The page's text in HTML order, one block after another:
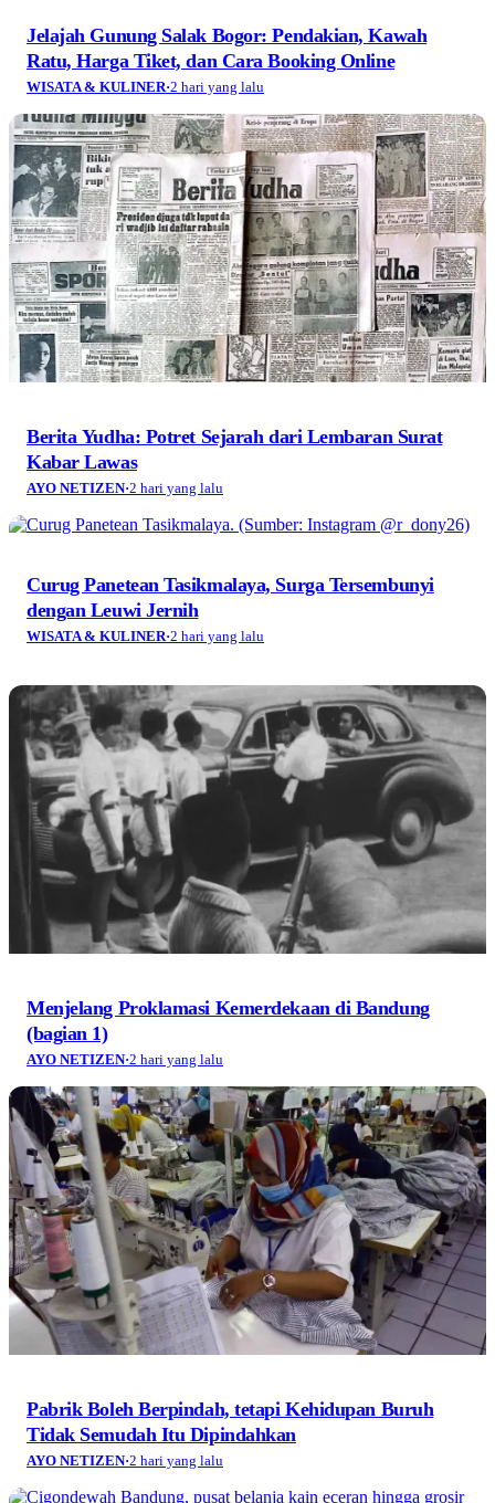
Jelajah Gunung Salak Bogor: Pendakian, Kawah
Ratu, Harga Tiket, dan Cara Booking Online
WISATA & KULINER·2 hari yang lalu
Berita Yudha: Potret Sejarah dari Lembaran Surat
Kabar Lawas
AYO NETIZEN·2 hari yang lalu
Curug Panetean Tasikmalaya, Surga Tersembunyi
dengan Leuwi Jernih
WISATA & KULINER·2 hari yang lalu
Menjelang Proklamasi Kemerdekaan di Bandung
(bagian 1)
AYO NETIZEN·2 hari yang lalu
Pabrik Boleh Berpindah, tetapi Kehidupan Buruh
Tidak Semudah Itu Dipindahkan
AYO NETIZEN·2 hari yang lalu